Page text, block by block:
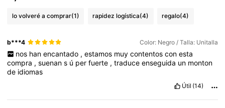
lo volveré a comprar(1) rapidez logística(4) regalo(4)
b***4 Color: Negro / Talla: Unitalla
nos han encantado , estamos muy contentos con esta
compra ,suenans ú perfuerte ,traduceenseguida un monton
de idiomas
Útil (14)